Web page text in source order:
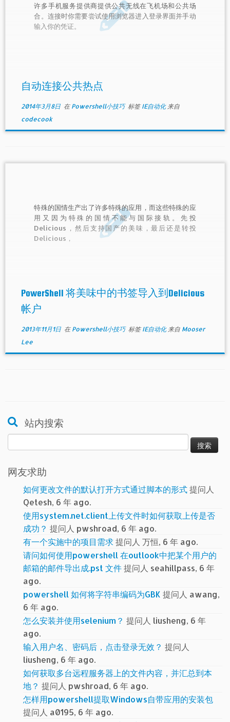
许多手机服务提供商提供公共无线在飞机场和公共场
合。连接时你需要尝试使用浏览器进入登录界面并手动
输入你的凭证。
自动连接公共热点
2014年3月8日在 Powershell小技巧 标签IE自动化 来自
codecook
特殊的国情生产出了许多特殊的应用，而这些特殊的应
用又因为特殊的国情不能与国际接轨。先投
Delicious，然后支持国产的美味，最后还是转投
Delicious，
PowerShell 将美味中的书签导入到Delicious
帐户
2013年11月1日在 Powershell小技巧 标签IE自动化 来自 Mooser
Lee
站内搜索
索：
网友求助
如何更改文件的默认打开方式通过脚本的形式提问人
Qetesh, 6 年 ago.
使用system.net.client上传文件时如何获取上传是否
成功？ 提问人 pwshroad, 6 年 ago.
有一个实施中的项目需求提问人 万恒, 6 年 ago.
请问如何使用powershell 在outlook中把某个用户的
邮箱的邮件导出成.pst 文件提问人 seahillpass, 6 年
ago.
powershell 如何将字符串编码为GBK 提问人 awang,
6 年 ago.
怎么安装并使用selenium？ 提问人 liusheng, 6 年
ago.
输入用户名、密码后，点击登录无效？ 提问人
liusheng, 6 年 ago.
如何获取多台远程服务器上的文件内容，并汇总到本
地？ 提问人 pwshroad, 6 年 ago.
怎样用powershell提取Windows自带应用的安装包
提问人 a0195, 6 年 ago.